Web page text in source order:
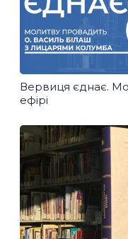
Вервиця єднає.
ефірі